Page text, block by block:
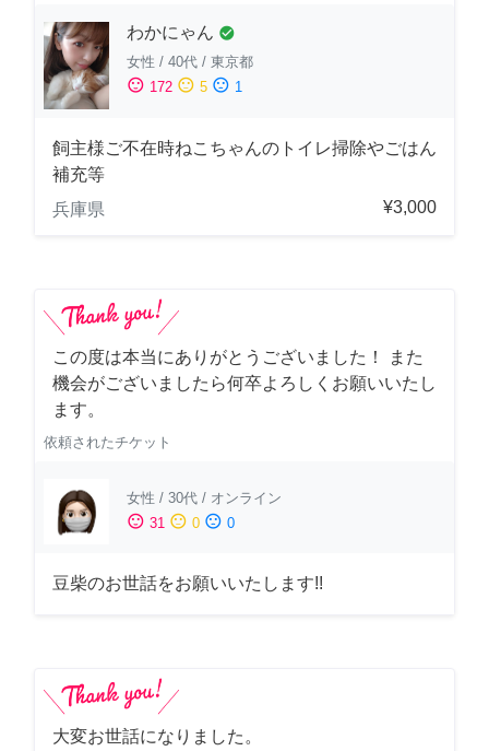
わかにゃん check_circle
女性 / 40代 / 東京都
sentiment_satisfied 172 sentiment_neutral 5 sentiment_dissatisfied 1
飼主様ご不在時ねこちゃんのトイレ掃除やごはん
補充等
兵庫県
¥3,000
この度は本当にありがとうございました！ また
機会がございましたら何卒よろしくお願いいたし
ます。
依頼されたチケット
女性 / 30代 / オンライン
sentiment_satisfied 31 sentiment_neutral 0 sentiment_dissatisfied 0
豆柴のお世話をお願いいたします!!
大変お世話になりました。